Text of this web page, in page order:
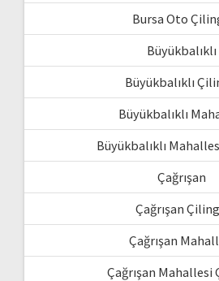
Bursa Oto
Büyükbalıklı
Büyükbalıklı
Büyükbalıklı
Büyükbalıklı
Çağrışan
Çağrışan
Çağrışan
Çağrışan Mahallesi